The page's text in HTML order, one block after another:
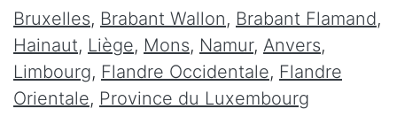
Bruxelles, Brabant Wallon, Brabant Flamand,
Hainaut, Liège, Mons, Namur, Anvers,
Limbourg, Flandre Occidentale, Flandre
Orientale, Province du Luxembourg